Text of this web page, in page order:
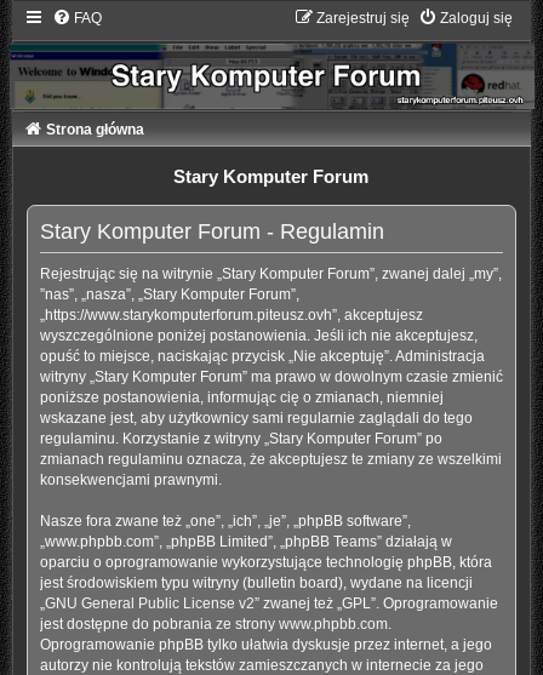
FAQ Zaloguj się
Zarejestruj się
Strona główna
Stary Komputer Forum
Stary Komputer Forum - Regulamin
Rejestrując się na witrynie „Stary Komputer Forum”, zwanej dalej „my”,
”nas”, „nasza”, „Stary Komputer Forum”,
„https://www.starykomputerforum.piteusz.ovh”, akceptujesz
wyszczególnione poniżej postanowienia. Jeśli ich nie akceptujesz,
opuść to miejsce, naciskając przycisk „Nie akceptuję”. Administracja
witryny „Stary Komputer Forum” ma prawo w dowolnym czasie zmienić
poniższe postanowienia, informując cię o zmianach, niemniej
wskazane jest, aby użytkownicy sami regularnie zaglądali do tego
regulaminu. Korzystanie z witryny „Stary Komputer Forum” po
zmianach regulaminu oznacza, że akceptujesz te zmiany ze wszelkimi
konsekwencjami prawnymi.
Nasze fora zwane też „one”, „ich”, „je”, „phpBB software”,
„www.phpbb.com”, „phpBB Limited”, „phpBB Teams” działają w
oparciu o oprogramowanie wykorzystujące technologię phpBB, która
jest środowiskiem typu witryny (bulletin board), wydane na licencji
GNU General Public License v2” zwanej też „GPL”. Oprogramowanie
jest dostępne do pobrania ze strony www.phpbb.com.
Oprogramowanie phpBB tylko ułatwia dyskusje przez internet, a jego
autorzy nie kontrolują tekstów zamieszczanych w internecie za jego